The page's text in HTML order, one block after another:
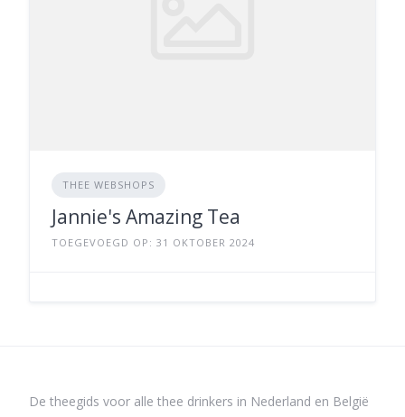
THEE WEBSHOPS
Jannie's Amazing Tea
TOEGEVOEGD OP: 31 OKTOBER 2024
De theegids voor alle thee drinkers in Nederland en België